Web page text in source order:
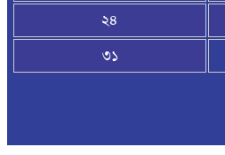
২৪
৩১